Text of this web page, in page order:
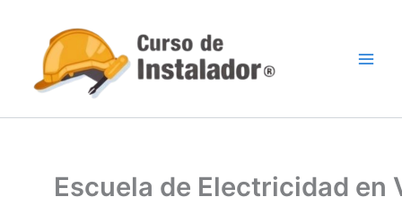
contenido
Escuela de Electricidad en